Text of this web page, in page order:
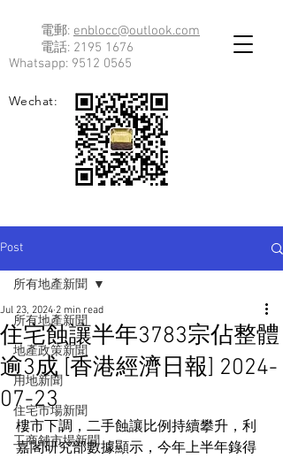
電郵: enblocc@outlook.com
電話: 2195 1676
Whatsapp: 9512 0565
Wechat:
Post
所有地產新聞
地產政策新聞
用地新聞
住宅市場新聞
工商舖市場新聞
所有地產新聞
住宅蝕讓半年3783宗佔整體
逾3成 [香港經濟日報] 2024-
07-23
Jul 23, 2024 2 min read
樓市下調，二手蝕讓比例持續攀升，利
嘉閣研究部數據顯示，今年上半年錄得